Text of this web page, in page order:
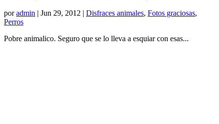
poradmin | Jun 29, 2012 | Disfraces animales, Fotos graciosas,
Perros
Pobre animalico. Seguro que se lo lleva a esquiar con esas...